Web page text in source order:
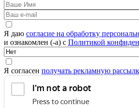
Я даю согласие на обработку
и ознакомлен (-а) с Политикой
Я согласен получать рекламную